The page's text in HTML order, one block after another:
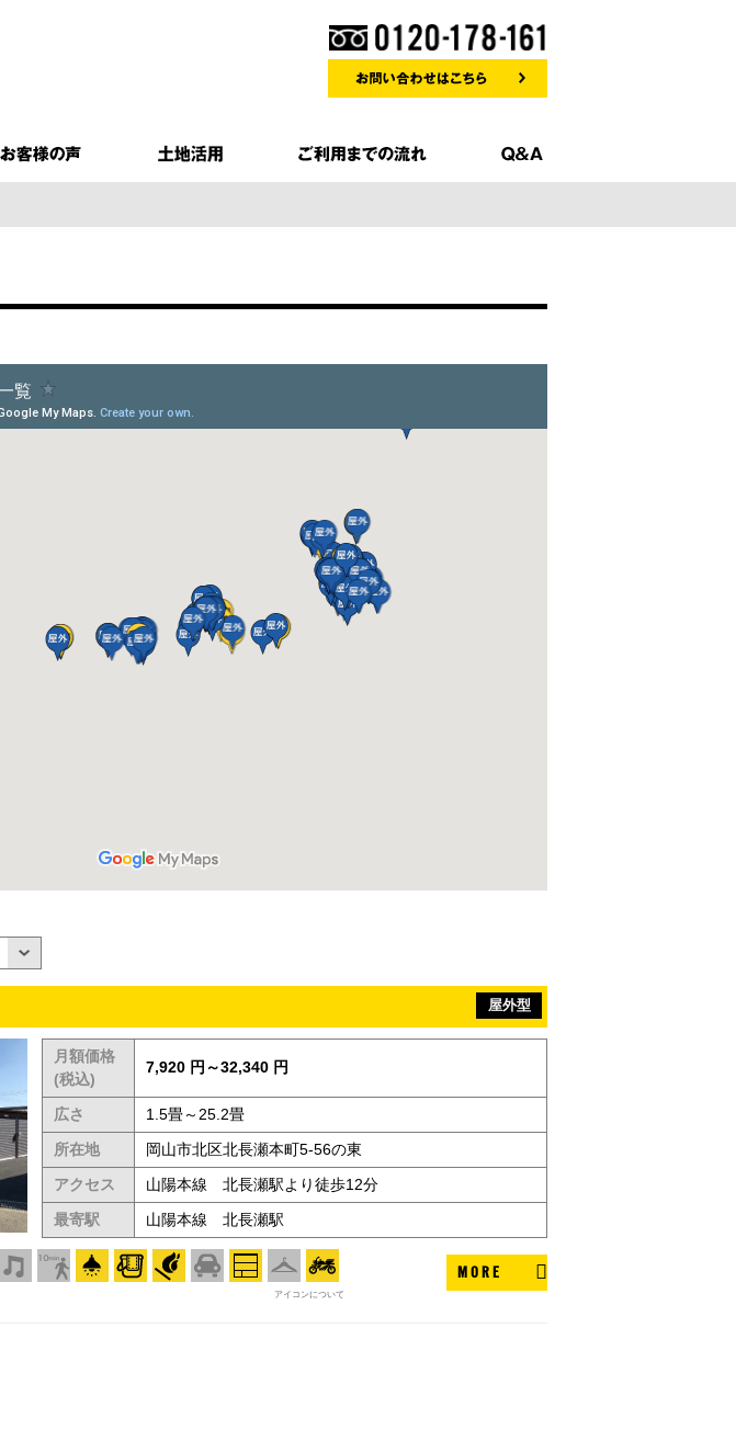
屋外型
月額価格
(税込)
7,920 円～32,340 円
広さ
1.5畳～25.2畳
所在地
岡山市北区北長瀬本町5-56の東
アクセス
山陽本線 北長瀬駅より徒歩12分
最寄駅
山陽本線 北長瀬駅
アイコンについて
MORE